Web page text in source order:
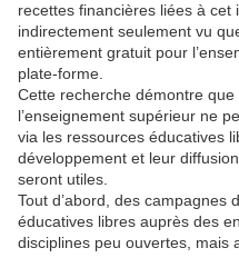
recettes financières liées à
indirectement seulement vu
entièrement gratuit pour
plate-forme.
Cette recherche démontre
l’enseignement supérieur ne
via les ressources éducatives
développement et leur
seront utiles.
Tout d’abord, des campagnes
éducatives libres auprès des
disciplines peu ouvertes, mais